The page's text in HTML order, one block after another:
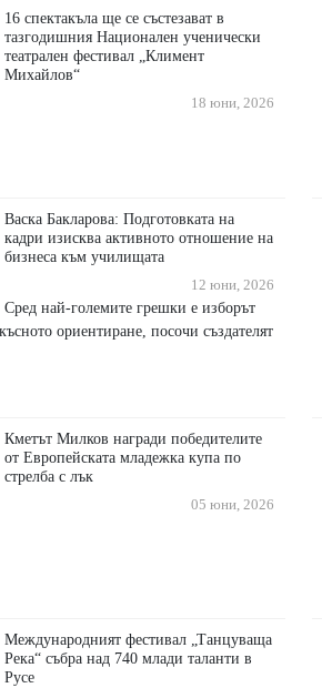
16 спектакъла ще се състезават в
тазгодишния Национален ученически
театрален фестивал „Климент
Михайлов“
18 юни, 2026
Васка Бакларова: Подготовката на
кадри изисква активното отношение на
бизнеса към училищата
12 юни, 2026
Сред най-големите грешки е изборът
ориентиране, посочи създателят
Кметът Милков награди победителите
от Европейската младежка купа по
стрелба с лък
05 юни, 2026
Международният фестивал „Танцуваща
Река“ събра над 740 млади таланти в
Русе